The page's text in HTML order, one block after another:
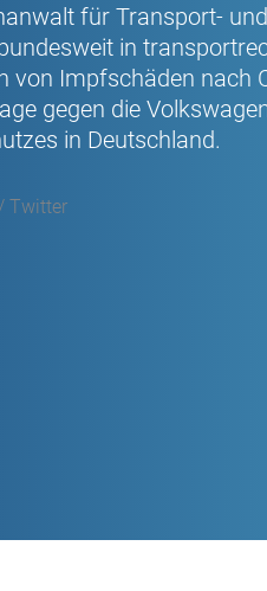
für Transport-
in
von Impfschäden nach
gegen die
in Deutschland.
Twitter